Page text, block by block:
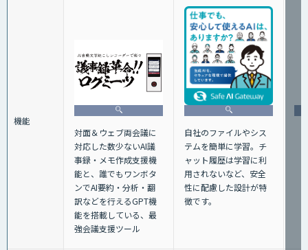
機能
対面＆ウェブ両会議に
対応した数少ないAI議
事録・メモ作成支援機
能と、誰でもワンボタ
ンでAI要約・分析・翻
訳などを行えるGPT機
能を搭載している、最
強会議支援ツール
自社のファイルやシス
テムを簡単に学習。チ
ャット履歴は学習に利
用されないなど、安全
性に配慮した設計が特
徴です。